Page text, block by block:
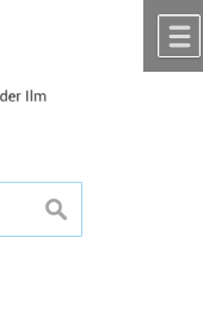
suchen